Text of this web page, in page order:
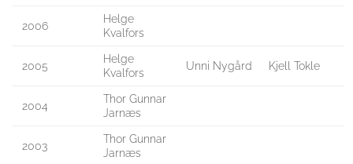
2006
Helge
Kvalfors
2005
Helge
Kvalfors
Unni Nygård Kjell Tokle
2004
Thor Gunnar
Jarnæs
2003
Thor Gunnar
Jarnæs